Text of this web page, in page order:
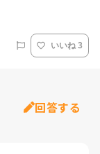
いいね 3
回答する